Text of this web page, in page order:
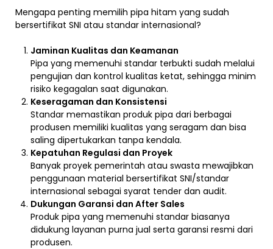
Mengapa penting memilih pipa hitam yang sudah
bersertifikat SNI atau standar internasional?
Jaminan Kualitas dan Keamanan
Pipa yang memenuhi standar terbukti sudah melalui
pengujian dan kontrol kualitas ketat, sehingga minim
risiko kegagalan saat digunakan.
Keseragaman dan Konsistensi
Standar memastikan produk pipa dari berbagai
produsen memiliki kualitas yang seragam dan bisa
saling dipertukarkan tanpa kendala.
Kepatuhan Regulasi dan Proyek
Banyak proyek pemerintah atau swasta mewajibkan
penggunaan material bersertifikat SNI/standar
internasional sebagai syarat tender dan audit.
Dukungan Garansi dan After Sales
Produk pipa yang memenuhi standar biasanya
didukung layanan purna jual serta garansi resmi dari
produsen.